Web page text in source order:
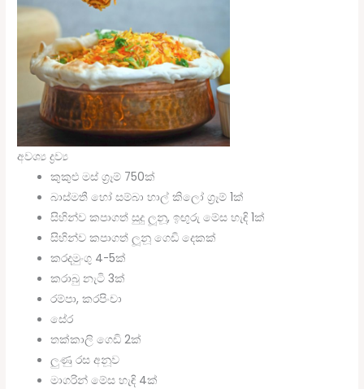
අවශ්‍ය ද්‍රව්‍ය
කුකුළු මස් ග්‍රෑම් 750ක්
බාස්මතී හෝ සම්බා හාල් කිලෝ ග්‍රෑම් 1ක්
සිහින්ව කපාගත් සුදු ලූනූ, ඉඟුරු මේස හැඳි 1ක්
සිහින්ව කපාගත් ලූනූ ගෙඩි දෙකක්
කරදමුංගු 4-5ක්
කරාබු නැටි 3ක්
රම්පා, කරපිංචා
සේර
තක්කාලි ගෙඩි 2ක්
ලුණු රස අනූව
මාගරින් මේස හැඳි 4ක්